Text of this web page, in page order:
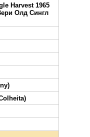
Harvest 1965
Олд Сингл